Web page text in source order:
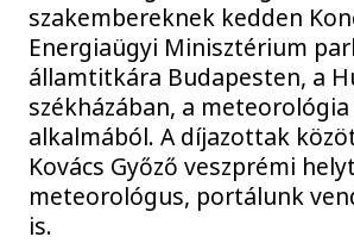
szakembereknek kedden
Energiaügyi Minisztérium
államtitkára Budapesten, a
székházában, a
alkalmából. A díjazottak
Kovács Győző veszprémi
meteorológus, portálunk
is.